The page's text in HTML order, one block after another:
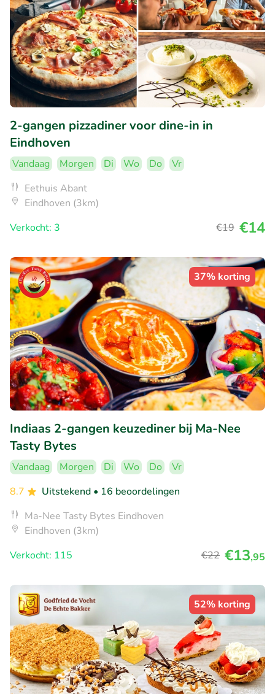
2-gangen pizzadiner voor dine-in in
Eindhoven
Vandaag Morgen Di Wo Do
Vr
Eethuis Abant
Eindhoven (3km)
Verkocht: 3
€19 €14
37% korting
Indiaas 2-gangen keuzediner bij Ma-Nee
Tasty Bytes
Vandaag Morgen Di Wo Do
Vr
8.7
Uitstekend • 16 beoordelingen
Ma-Nee Tasty Bytes Eindhoven
Eindhoven (3km)
Verkocht: 115
€22 €13,95
52% korting